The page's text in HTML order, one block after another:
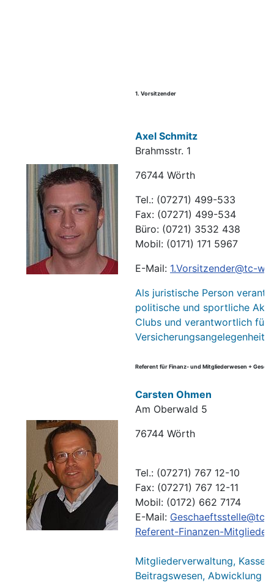
1. Vorsitzender
Axel Schmitz
Brahmsstr. 1
76744 Wörth
Tel.: (07271) 499-533
Fax: (07271) 499-534
Büro: (0721) 3532 438
Mobil: (0171) 171 5967
E-Mail: 1.Vorsitzender@tc-
Als juristische Person
politische und sportliche
Clubs und verantwortlich für
Referent für Finanz- und Mitgliederwesen +
Carsten Ohmen
Am Oberwald 5
76744 Wörth
Tel.: (07271) 767 12-10
Fax: (07271) 767 12-11
Mobil: (0172) 662 7174
E-Mail: Geschaeftsstelle@tc-
Referent-Finanzen-
Mitgliederverwaltung, Kasse,
Beitragswesen, Abwicklung